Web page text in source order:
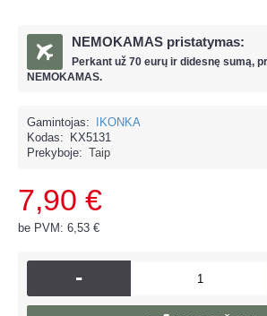
NEMOKAMAS pristatymas:
Perkant už 70 eurų ir didesnę sumą,
NEMOKAMAS.
Gamintojas:
IKONKA
Kodas:
KX5131
Prekyboje: Taip
7,90 €
be PVM: 6,53 €
-